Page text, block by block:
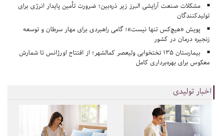
مشکلات صنعت آرایشی البرز زیر ذره‌بین؛ ضرورت تأمین پایدار انرژی برای
تولیدکنندگان
پویش «هیچ‌کس تنها نیست»؛ گامی راهبردی برای مهار سرطان و توسعه
زنجیره درمان در کشور
بیمارستان ۱۳۵ تختخوابی ولیعصر کمالشهر؛ از افتتاح اورژانس تا شمارش
معکوس برای بهره‌برداری کامل
اخبار تولیدی